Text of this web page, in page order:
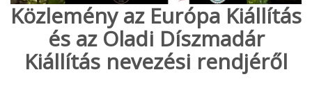
Közlemény az Európa Kiállítás
és az Oladi Díszmadár
Kiállítás nevezési rendjéről